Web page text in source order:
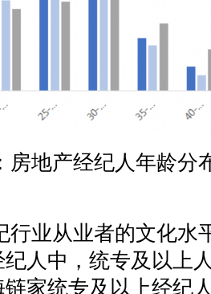
经纪人年龄分布
业从业者的文化水
人中，统专及以上
家统专及以上经纪